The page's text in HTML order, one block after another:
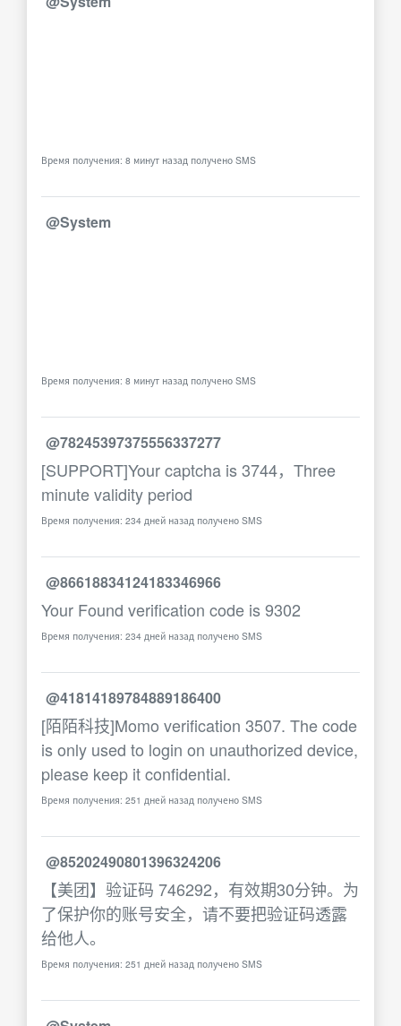
Время получения: 8 минут назад получено SMS
@System
Время получения: 8 минут назад получено SMS
@78245397375556337277
[SUPPORT]Your captcha is 3744，Three
minute validity period
Время получения: 234 дней назад получено SMS
@86618834124183346966
Your Found verification code is 9302
Время получения: 234 дней назад получено SMS
@41814189784889186400
[陌陌科技]Momo verification 3507. The code
is only used to login on unauthorized device,
please keep it confidential.
Время получения: 251 дней назад получено SMS
@85202490801396324206
【美团】验证码 746292，有效期30分钟。为
了保护你的账号安全，请不要把验证码透露
给他人。
Время получения: 251 дней назад получено SMS